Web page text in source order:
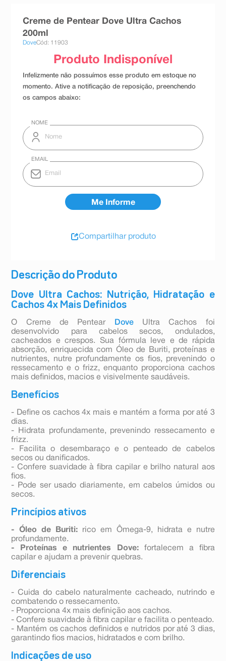
Descrição do Produto
Dove Ultra Cachos: Nutrição, Hidratação e
Cachos 4x Mais Definidos
O Creme de Pentear DoveUltra Cachos foi
desenvolvido para cabelos secos, ondulados,
cacheados e crespos. Sua fórmula leve e de rápida
absorção, enriquecida com Óleo de Buriti, proteínas e
nutrientes, nutre profundamente os fios, prevenindo o
ressecamento e o frizz, enquanto proporciona cachos
mais definidos, macios e visivelmente saudáveis.
Benefícios
- Define os cachos 4x mais e mantém a forma por até 3
dias.
- Hidrata profundamente, prevenindo ressecamento e
frizz.
- Facilita o desembaraço e o penteado de cabelos
secos ou danificados.
- Confere suavidade à fibra capilar e brilho natural aos
fios.
- Pode ser usado diariamente, em cabelos úmidos ou
secos.
Princípios ativos
- Óleo de Buriti: rico em Ômega-9, hidrata e nutre
profundamente.
- Proteínas e nutrientes Dove:fortalecem a fibra
capilar e ajudam a prevenir quebras.
Diferenciais
- Cuida do cabelo naturalmente cacheado, nutrindo e
combatendo o ressecamento.
- Proporciona 4x mais definição aos cachos.
- Confere suavidade à fibra capilar e facilita o penteado.
- Mantém os cachos definidos e nutridos por até 3 dias,
garantindo fios macios, hidratados e com brilho.
Indicações de uso
Creme de Pentear Dove Ultra Cachos
200ml
DoveCód: 11903
Compartilhar produto
esmalte
10ºabsorvente